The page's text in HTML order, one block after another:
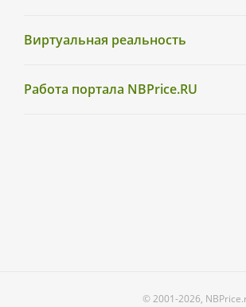
Виртуальная реальность
Работа портала NBPrice.RU
© 2001-2026,